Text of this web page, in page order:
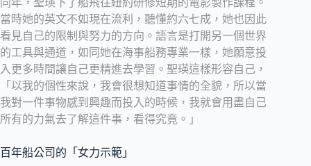
當時她的英文不如現在流利，聽懂約六七成，她也因此
看見自己的限制與努力的方向。語言是打開另一個世界
的工具與通道，如同她在海事船務專業一樣，她願意投
入更多時間讓自己更精進去學習。聖瑛這樣形容自己，
「以我的個性來說，我會很想知道事情的全貌，所以當
我對一件事物感到興趣而投入的時候，我就會用盡自己
所有的力氣去了解這件事，看得究竟。」
百年船公司的「女力示範」